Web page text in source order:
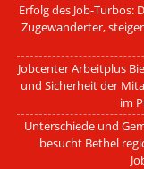
Erfolg des Job-Turbos:
Zugewanderter,
Jobcenter Arbeitplus
und Sicherheit der
im
Unterschiede und
besucht Bethel